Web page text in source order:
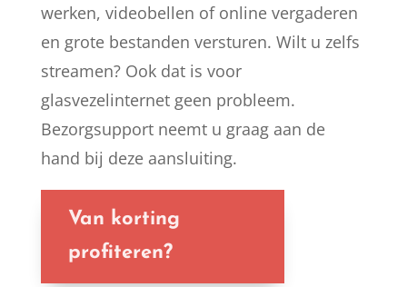
werken, videobellen of online vergaderen
en grote bestanden versturen. Wilt u zelfs
streamen? Ook dat is voor
glasvezelinternet geen probleem.
Bezorgsupport neemt u graag aan de
hand bij deze aansluiting.
Van korting
profiteren?